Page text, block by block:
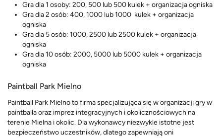
Gra dla 1 osoby: 200, 500 lub 500 kulek + organizacja ogniska
Gra dla 2 osób: 400, 1000 lub 1000 kulek + organizacja
ogniska
Gra dla 5 osób: 1000, 2500 lub 2500 kulek + organizacja
ogniska
Gra dla 10 osób: 2000, 5000 lub 5000 kulek + organizacja
ogniska
Paintball Park Mielno
Paintball Park Mielno to firma specjalizująca się w organizacji gry w
paintballa oraz imprez integracyjnych i okolicznościowych na
terenie Mielna i okolic. Dla wykonawcy niezwykle istotne jest
bezpieczeństwo uczestników, dlatego zapewniają oni